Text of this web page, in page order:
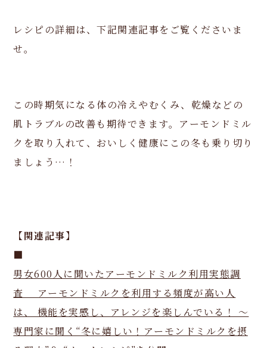
レシピの詳細は、下記関連記事をご覧くださいま
せ。
この時期気になる体の冷えやむくみ、乾燥などの
肌トラブルの改善も期待できます。アーモンドミル
クを取り入れて、おいしく健康にこの冬も乗り切り
ましょう…！
【関連記事】
■
男女600人に聞いたアーモンドミルク利用実態調
査 アーモンドミルクを利用する頻度が高い人
は、 機能を実感し、アレンジを楽しんでいる！ ～
専門家に聞く“冬に嬉しい！アーモンドミルクを摂